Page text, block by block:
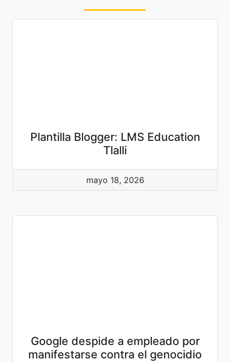
Plantilla Blogger: LMS Education
Tlalli
mayo 18, 2026
Google despide a empleado por
manifestarse contra el genocidio